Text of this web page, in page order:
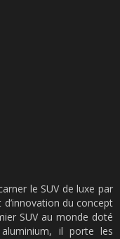
le SUV de luxe par
du concept
SUV au monde doté
il porte les